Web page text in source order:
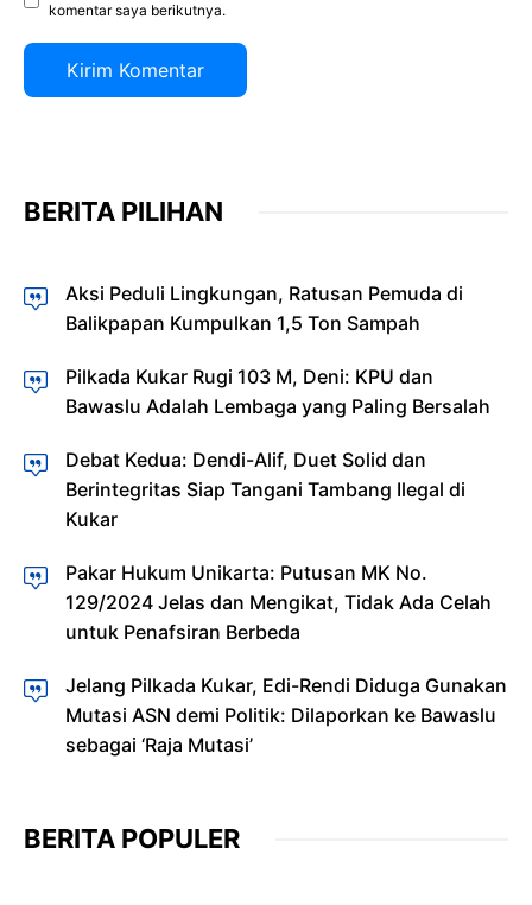
komentar saya berikutnya.
BERITA PILIHAN
Aksi Peduli Lingkungan, Ratusan Pemuda di
Balikpapan Kumpulkan 1,5 Ton Sampah
Pilkada Kukar Rugi 103 M, Deni: KPU dan
Bawaslu Adalah Lembaga yang Paling Bersalah
Debat Kedua: Dendi-Alif, Duet Solid dan
Berintegritas Siap Tangani Tambang Ilegal di
Kukar
Pakar Hukum Unikarta: Putusan MK No.
129/2024 Jelas dan Mengikat, Tidak Ada Celah
untuk Penafsiran Berbeda
Jelang Pilkada Kukar, Edi-Rendi Diduga Gunakan
Mutasi ASN demi Politik: Dilaporkan ke Bawaslu
sebagai ‘Raja Mutasi’
BERITA POPULER